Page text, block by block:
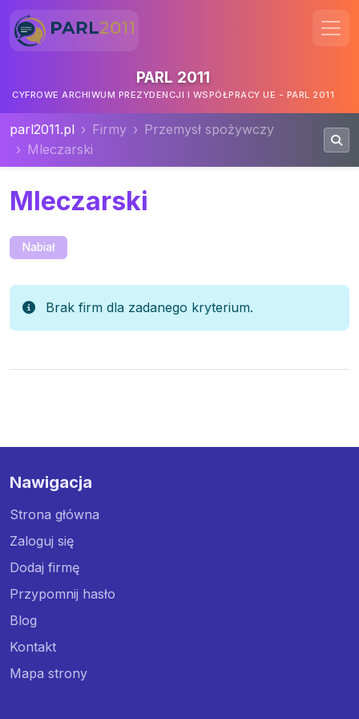
PARL 2011
CYFROWE ARCHIWUM PREZYDENCJI I WSPÓŁPRACY UE - PARL 2011
parl2011.pl Firmy
Przemysł spożywczy
Mleczarski
Mleczarski
Nabiał
Brak firm dla zadanego kryterium.
Nawigacja
Strona główna
Zaloguj się
Dodaj firmę
Przypomnij hasło
Blog
Kontakt
Mapa strony